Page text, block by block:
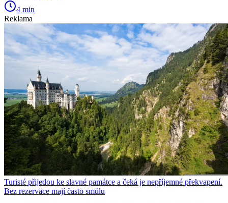
4 min
Reklama
Turisté přijedou ke slavné památce a čeká je nepříjemné překvapení.
Bez rezervace mají často smůlu